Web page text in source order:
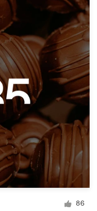
86